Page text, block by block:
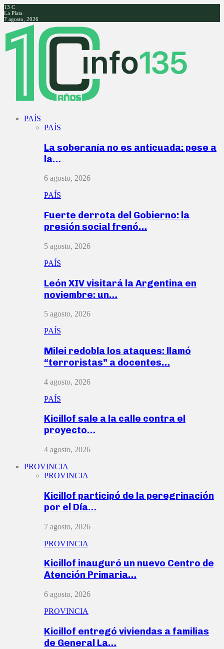
13 C
La Plata
7 agosto, 2026
Facebook
Twitter
Instagram
Youtube
PAÍS
PAÍS
La soberanía no es anticuada: pese a
la…
6 agosto, 2026
PAÍS
Fuerte derrota del Gobierno: la
presión social frenó…
5 agosto, 2026
PAÍS
León XIV visitará la Argentina en
noviembre: un…
5 agosto, 2026
PAÍS
Milei redobla los ataques: llamó
“terroristas” a docentes…
4 agosto, 2026
PAÍS
Kicillof sale a la calle contra el
proyecto…
4 agosto, 2026
PROVINCIA
PROVINCIA
Kicillof participó de la peregrinación
por el Día…
7 agosto, 2026
PROVINCIA
Kicillof inauguró un nuevo Centro de
Atención Primaria…
6 agosto, 2026
PROVINCIA
Kicillof entregó viviendas a familias
de General La…